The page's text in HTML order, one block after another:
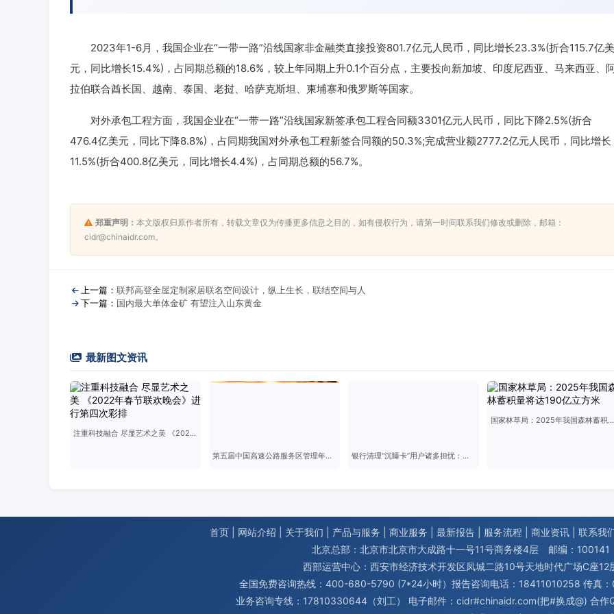
2023年1-6月，我国企业在“一带一路”沿线国家非金融类直接投资801.7亿元人民币，同比增长23.3%(折合115.7亿美
元，同比增长15.4%)，占同期总额的18.6%，较上年同期上升0.1个百分点，主要投向新加坡、印度尼西亚、马来西亚、
拉伯联合酋长国、越南、泰国、老挝、哈萨克斯坦、柬埔寨和俄罗斯等国家。
对外承包工程方面，我国企业在“一带一路”沿线国家新签承包工程合同额3301亿元人民币，同比下降2.5%(折合
476.4亿美元，同比下降8.8%)，占同期我国对外承包工程新签合同额的50.3%;完成营业额2777.2亿元人民币，同比增长
11.5%(折合400.8亿美元，同比增长4.4%)，占同期总额的56.7%。
郑重声明： 本文版权归原作者所有，转载文章仅为传播更多信息之目的，如有侵权行为，请第一时间联系我们修改或删除，邮箱：
cidr@chinaidr.com。
上一篇： 联邦高登全屋定制家居联名空间设计，纵上生长，联结空间与人
下一篇： 国内最大单体金矿 有望注入山东黄金
最新图文资讯
注重科技融合 尽显艺术之美 《2022年春节联欢晚会》进行第四次彩排
第五届中国高速公路服务区管理年会在广东召开 银行清理“沉睡卡”用户诸多担忧：余额会去哪儿
国家林草局：2025年我国森林蓄积量将达190亿立方米
首页 网站介绍 关于我们 产品与服务 商业服务 最新报告 服务流程 商业资讯
联系我
北京总部：北京市北京市大成路十一号11号商务楼4层 邮编：100141
西部运营中心：西安市经济技术开发区凤城二路10号天地时代广场C座12
全国免费咨询热线：400-680-5790 (7*24小时）报告咨询电话：18411010258 传真
业务咨询专线：17810330644（刘工） 电子邮件：cidr#chinaidr.com(把#换成@) 合作